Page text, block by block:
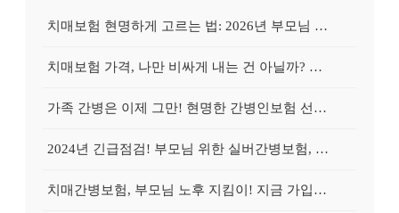
치매보험 현명하게 고르는 법: 2026년 부모님 치매, 지금 대비하면 늦지 않아요!
치매보험 가격, 나만 비싸게 내는 건 아닐까? 꼼꼼 비교로 보험료 '확' 낮추는 비법 공개!
가족 간병은 이제 그만! 현명한 간병인보험 선택 가이드: 2026년 대비 필수
2024년 긴급점검! 부모님 위한 실버간병보험, 지금 가입해야 하는 이유
치매간병보험, 부모님 노후 지킴이! 지금 가입하면 월 보험료 반값 혜택?